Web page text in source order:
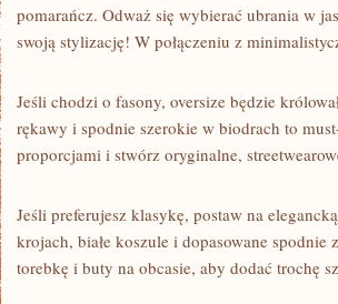
pomarańcz. Odważ się⁢ wybierać ‌ubrania w
swoją stylizację!⁢ W połączeniu z
Jeśli⁣ chodzi o​ fasony,‌ oversize ‌będzie
rękawy i⁣ spodnie‌ szerokie ⁣w biodrach to
proporcjami i‌ stwórz ‍oryginalne,
Jeśli preferujesz klasykę, ⁣postaw‍ na
krojach,‍ białe ‍koszule i dopasowane
‌torebkę​ i buty na obcasie, aby dodać trochę‌